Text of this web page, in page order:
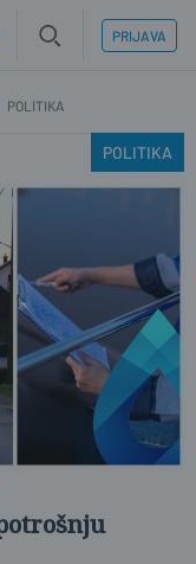
PRIJAVA
POLITIKA
POLITIKA